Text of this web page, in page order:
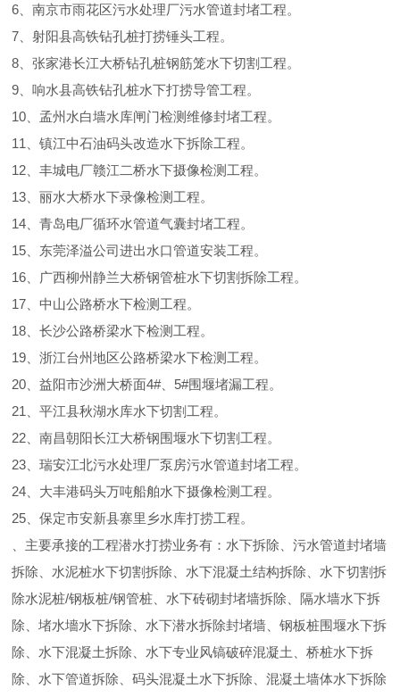
6、南京市雨花区污水处理厂污水管道封堵工程。
7、射阳县高铁钻孔桩打捞锤头工程。
8、张家港长江大桥钻孔桩钢筋笼水下切割工程。
9、响水县高铁钻孔桩水下打捞导管工程。
10、孟州水白墙水库闸门检测维修封堵工程。
11、镇江中石油码头改造水下拆除工程。
12、丰城电厂赣江二桥水下摄像检测工程。
13、丽水大桥水下录像检测工程。
14、青岛电厂循环水管道气囊封堵工程。
15、东莞泽溢公司进出水口管道安装工程。
16、广西柳州静兰大桥钢管桩水下切割拆除工程。
17、中山公路桥水下检测工程。
18、长沙公路桥梁水下检测工程。
19、浙江台州地区公路桥梁水下检测工程。
20、益阳市沙洲大桥面4#、5#围堰堵漏工程。
21、平江县秋湖水库水下切割工程。
22、南昌朝阳长江大桥钢围堰水下切割工程。
23、瑞安江北污水处理厂泵房污水管道封堵工程。
24、大丰港码头万吨船舶水下摄像检测工程。
25、保定市安新县寨里乡水库打捞工程。
、主要承接的工程潜水打捞业务有：水下拆除、污水管道封堵墙
拆除、水泥桩水下切割拆除、水下混凝土结构拆除、水下切割拆
除水泥桩/钢板桩/钢管桩、水下砖砌封堵墙拆除、隔水墙水下拆
除、堵水墻水下拆除、水下潜水拆除封堵墙、钢板桩围堰水下拆
除、水下混凝土拆除、水下专业风镐破碎混凝土、桥桩水下拆
除、水下管道拆除、码头混凝土水下拆除、混凝土墙体水下拆除